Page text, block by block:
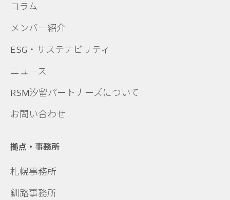
コラム
メンバー紹介
ESG・サステナビリティ
ニュース
RSM汐留パートナーズについて
お問い合わせ
拠点・事務所
札幌事務所
釧路事務所